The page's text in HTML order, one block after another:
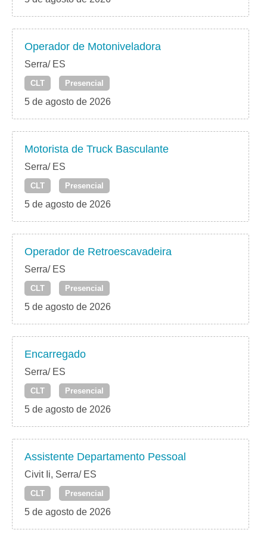
Operador de Motoniveladora
Serra/ ES
CLT Presencial
5 de agosto de 2026
Motorista de Truck Basculante
Serra/ ES
CLT Presencial
5 de agosto de 2026
Operador de Retroescavadeira
Serra/ ES
CLT Presencial
5 de agosto de 2026
Encarregado
Serra/ ES
CLT Presencial
5 de agosto de 2026
Assistente Departamento Pessoal
Civit Ii, Serra/ ES
CLT Presencial
5 de agosto de 2026